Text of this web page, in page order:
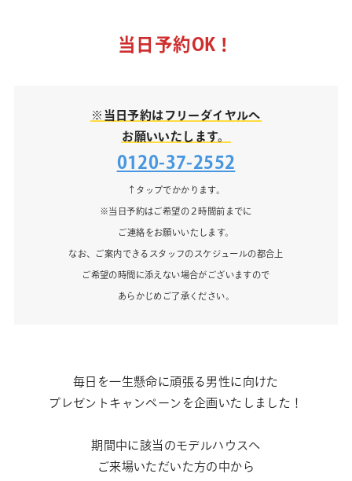
当日予約OK！
※当日予約はフリーダイヤルへ
お願いいたします。
0120-37-2552
↑タップでかかります。
※当日予約はご希望の２時間前までに
ご連絡をお願いいたします。
なお、ご案内できるスタッフのスケジュールの都合上
ご希望の時間に添えない場合がございますので
あらかじめご了承ください。
毎日を一生懸命に頑張る男性に向けた
プレゼントキャンペーンを企画いたしました！
期間中に該当のモデルハウスへ
ご来場いただいた方の中から